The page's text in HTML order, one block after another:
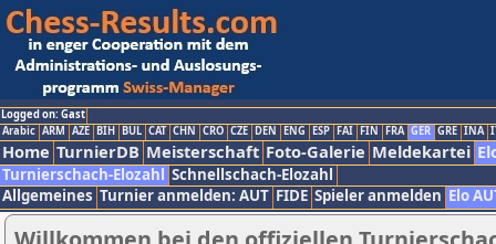
Logged on: Gast
Arabic ARM AZE BIH BUL CAT CHN CRO CZE DEN ENG ESP FAI FIN FRA GER GRE INA
Home TurnierDB Meisterschaft Foto-Galerie Meldekartei
Turnierschach-Elozahl Schnellschach-Elozahl
Allgemeines Turnier anmelden: AUT FIDE Spieler anmelden Elo